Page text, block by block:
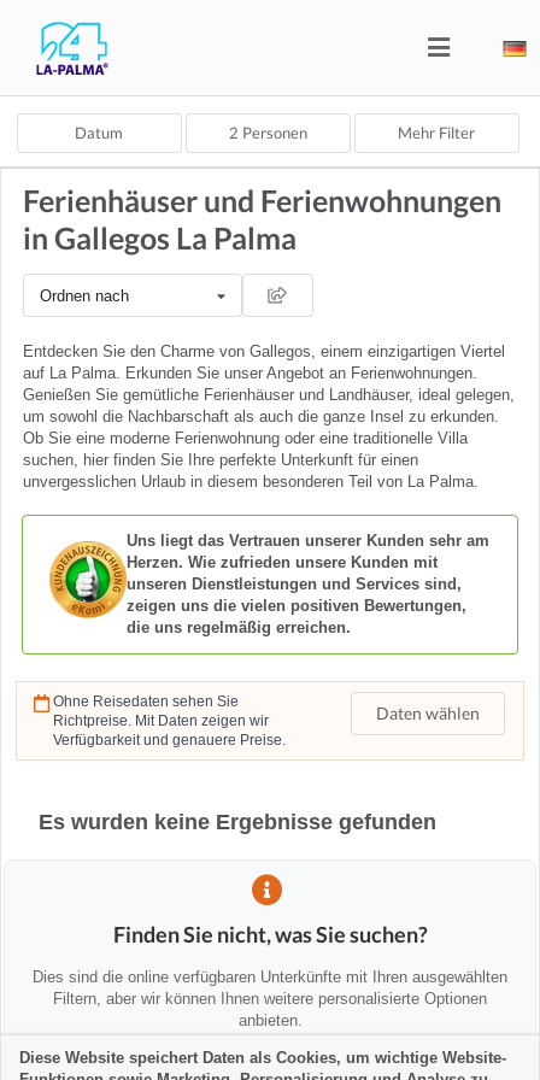
Datum 2 Personen Mehr Filter
Ferienhäuser und Ferienwohnungen
in Gallegos La Palma
Ordnen nach
Entdecken Sie den Charme von Gallegos, einem einzigartigen Viertel
auf La Palma. Erkunden Sie unser Angebot an Ferienwohnungen.
Genießen Sie gemütliche Ferienhäuser und Landhäuser, ideal gelegen,
um sowohl die Nachbarschaft als auch die ganze Insel zu erkunden.
Ob Sie eine moderne Ferienwohnung oder eine traditionelle Villa
suchen, hier finden Sie Ihre perfekte Unterkunft für einen
unvergesslichen Urlaub in diesem besonderen Teil von La Palma.
Uns liegt das Vertrauen unserer Kunden sehr am
Herzen. Wie zufrieden unsere Kunden mit
unseren Dienstleistungen und Services sind,
zeigen uns die vielen positiven Bewertungen,
die uns regelmäßig erreichen.
Ohne Reisedaten sehen Sie
Richtpreise. Mit Daten zeigen wir
Verfügbarkeit und genauere Preise.
Daten wählen
Es wurden keine Ergebnisse gefunden
Finden Sie nicht, was Sie suchen?
Dies sind die online verfügbaren Unterkünfte mit Ihren ausgewählten
Filtern, aber wir können Ihnen weitere personalisierte Optionen
anbieten.
Diese Website speichert Daten als Cookies, um wichtige Website-